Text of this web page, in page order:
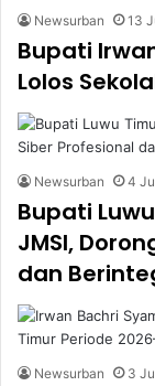
Newsurban 13
Bupati
Lolos
Newsurban 4
Bupati
JMSI,
dan
Newsurban 3